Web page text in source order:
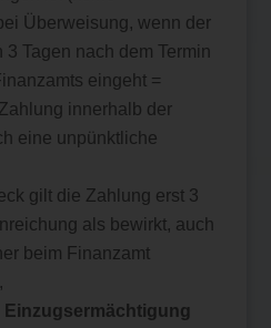
Überweisung, wenn der
3 Tagen nach dem Termin
eingeht =
innerhalb der
eine unpünktliche
gilt die Zahlung erst 3
als bewirkt, auch
beim Finanzamt
Einzugsermächtigung